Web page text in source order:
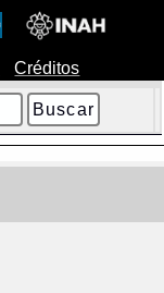
Créditos